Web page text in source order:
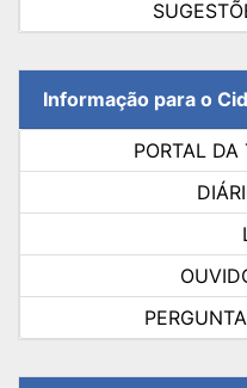
Informação para o
PORTAL DA